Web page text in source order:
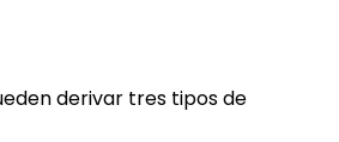
derivar tres tipos de